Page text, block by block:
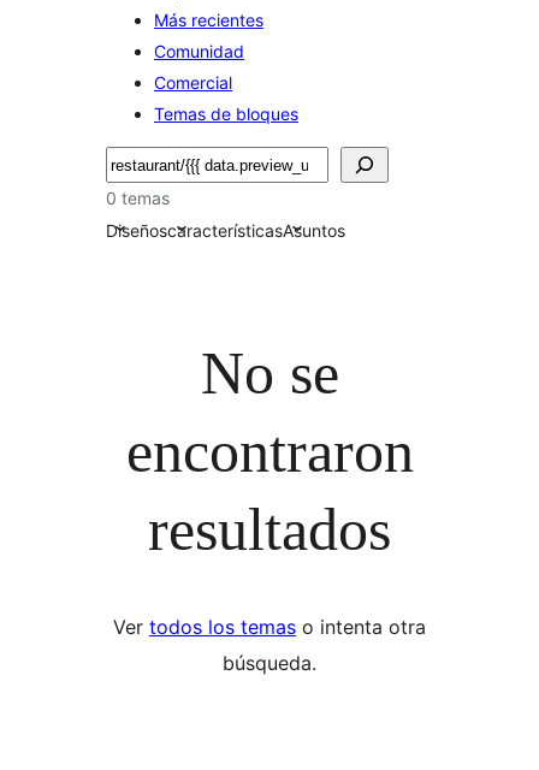
Más recientes
Comunidad
Comercial
Temas de bloques
Buscar
0 temas
DiseñoscaracterísticasAsuntos
No se
encontraron
resultados
Ver todos los temas o intenta otra
búsqueda.